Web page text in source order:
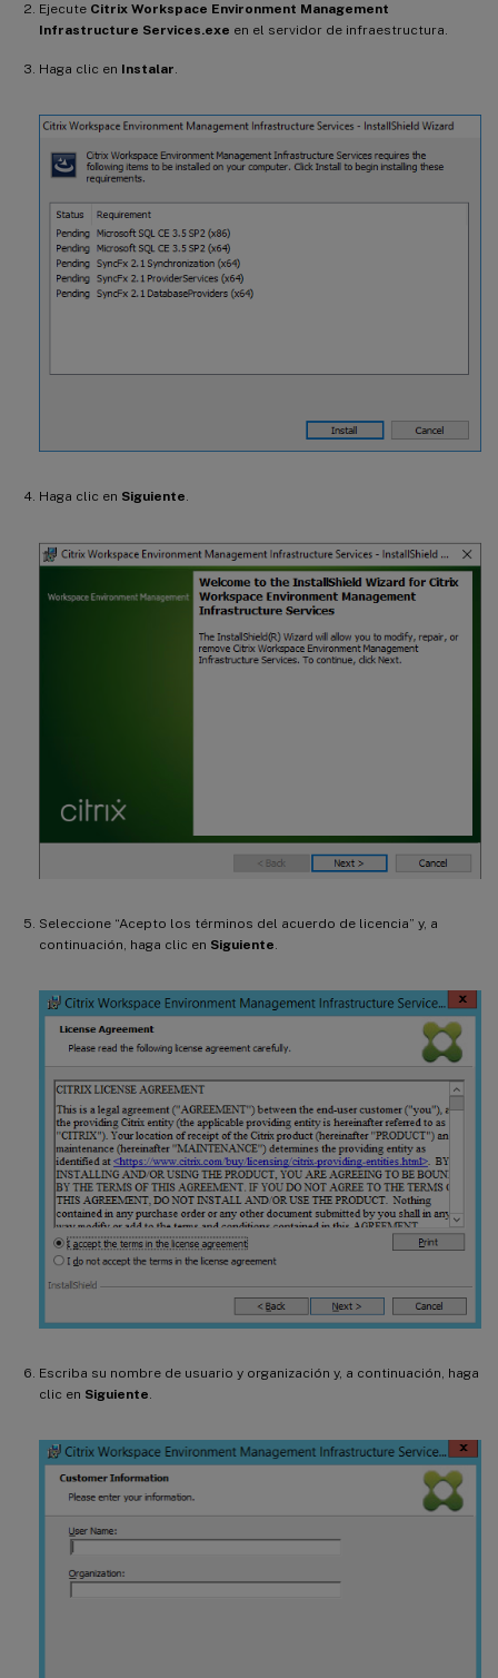
Ejecute Citrix Workspace Environment Management
Infrastructure Services.exe en el servidor de infraestructura.
Haga clic en Instalar.
Haga clic en Siguiente.
Seleccione “Acepto los términos del acuerdo de licencia” y, a
continuación, haga clic en Siguiente.
Escriba su nombre de usuario y organización y, a continuación, haga
clic en Siguiente.